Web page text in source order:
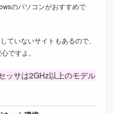
のパソコンがおすすめで
ていないサイトもあるので、
ですよ。
ッサは2GHz以上のモデル